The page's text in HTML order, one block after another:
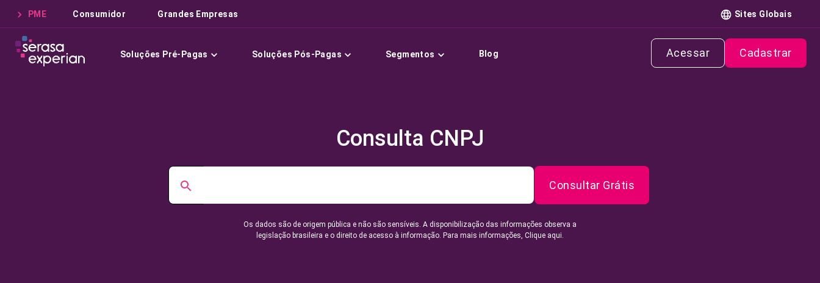
PME Consumidor Grandes Empresas Sites Globais
Soluções Pré-Pagas Soluções Pós-Pagas Segmentos Blog Acessar Cadastrar
Consulta CNPJ
Consultar Grátis
Os dados são de origem pública e não são sensíveis. A disponibilização das informações observa a
legislação brasileira e o direito de acesso à informação. Para mais informações, Clique aqui.